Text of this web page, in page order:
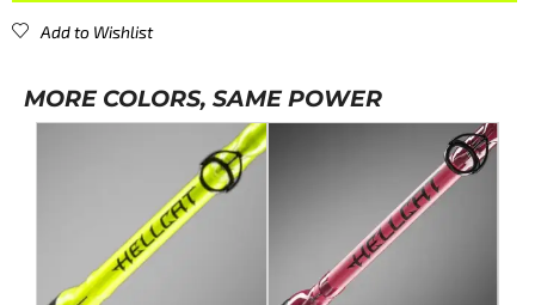
MORE COLORS, SAME POWER